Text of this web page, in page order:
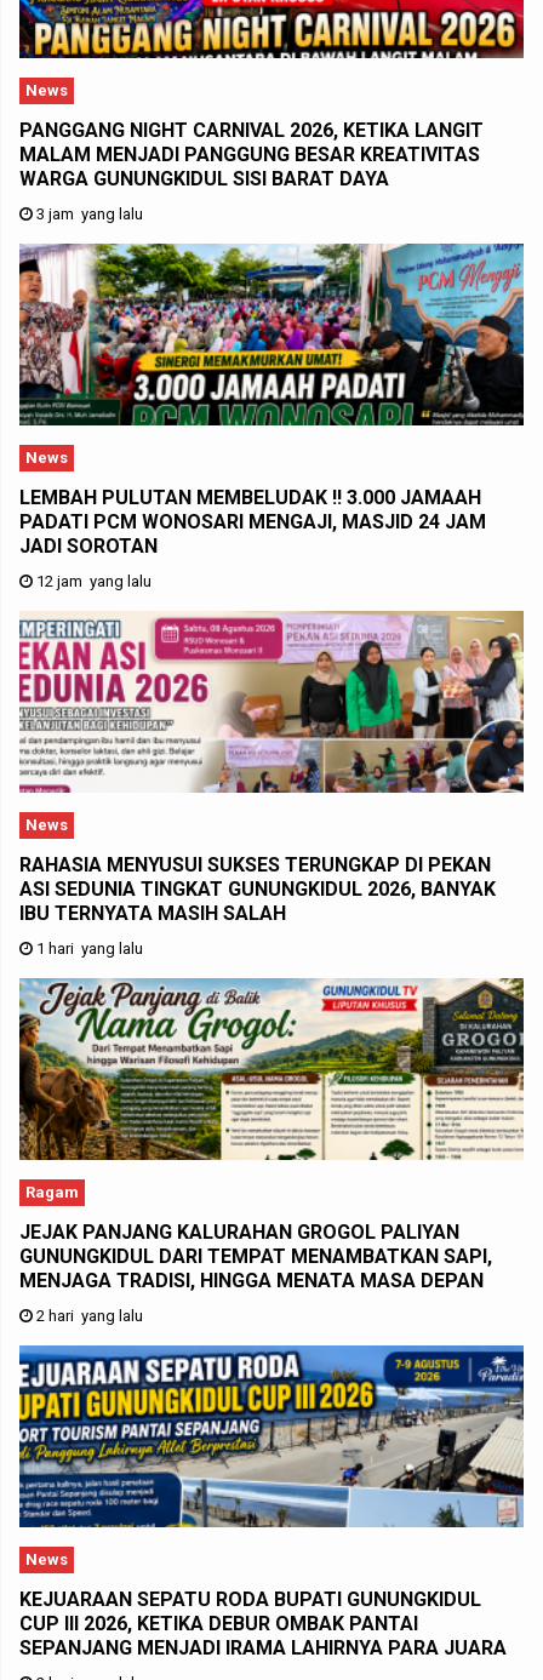
News
PANGGANG NIGHT CARNIVAL 2026, KETIKA LANGIT
MALAM MENJADI PANGGUNG BESAR KREATIVITAS
WARGA GUNUNGKIDUL SISI BARAT DAYA
3 jam yang lalu
News
LEMBAH PULUTAN MEMBELUDAK !! 3.000 JAMAAH
PADATI PCM WONOSARI MENGAJI, MASJID 24 JAM
JADI SOROTAN
12 jam yang lalu
News
RAHASIA MENYUSUI SUKSES TERUNGKAP DI PEKAN
ASI SEDUNIA TINGKAT GUNUNGKIDUL 2026, BANYAK
IBU TERNYATA MASIH SALAH
1 hari yang lalu
Ragam
JEJAK PANJANG KALURAHAN GROGOL PALIYAN
GUNUNGKIDUL DARI TEMPAT MENAMBATKAN SAPI,
MENJAGA TRADISI, HINGGA MENATA MASA DEPAN
2 hari yang lalu
News
KEJUARAAN SEPATU RODA BUPATI GUNUNGKIDUL
CUP III 2026, KETIKA DEBUR OMBAK PANTAI
SEPANJANG MENJADI IRAMA LAHIRNYA PARA JUARA